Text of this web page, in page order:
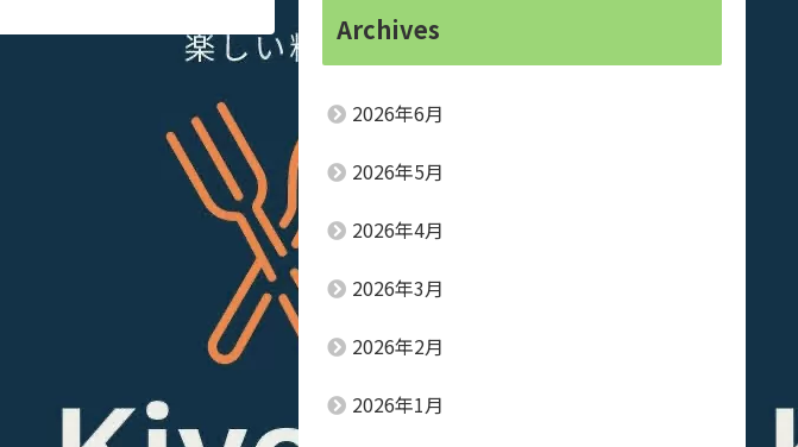
Archives
2026年6月
2026年5月
2026年4月
2026年3月
2026年2月
2026年1月